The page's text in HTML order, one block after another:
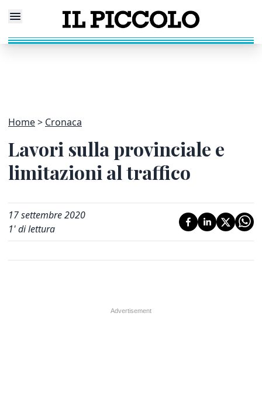
Home Cronaca
Lavori sulla provinciale e
limitazioni al traffico
17 settembre 2020
1' di lettura